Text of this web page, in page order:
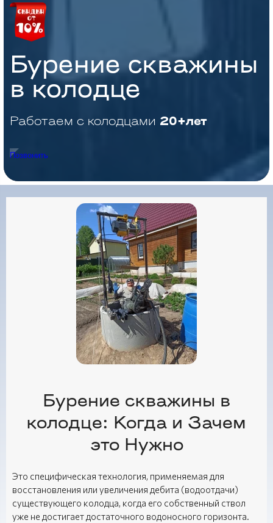
Бурение скважины
в колодце
Работаем с колодцами 20+лет
Позвонить
Бурение скважины в
колодце: Когда и Зачем
это Нужно
Это специфическая технология, применяемая для
восстановления или увеличения дебита (водоотдачи)
существующего колодца, когда его собственный ствол
уже не достигает достаточного водоносного горизонта.